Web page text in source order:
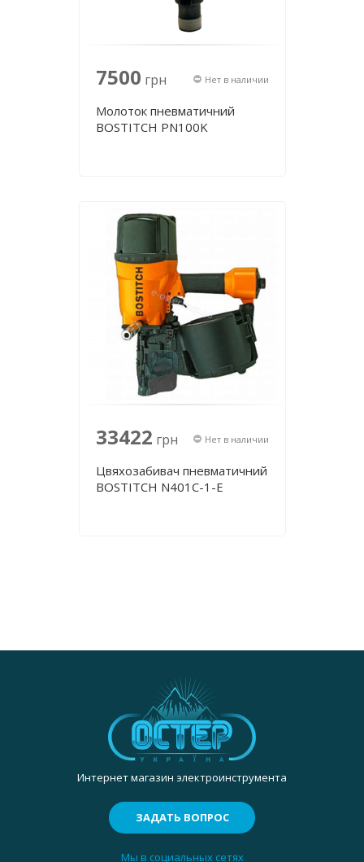
7500 грн Нет в наличии
Молоток пневматичний
BOSTITCH PN100K
33422 грн Нет в наличии
Цвяхозабивач пневматичний
BOSTITCH N401C-1-E
Интернет магазин электроинструмента
ЗАДАТЬ ВОПРОС
Мы в социальных сетях